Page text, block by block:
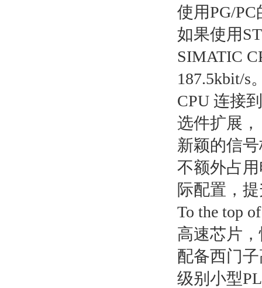
使用PG/
如果使用
SIMATIC
187.5kbit/s
CPU 连接
选件扩展
新颖的信
不额外占
际配置，
To the top
高速芯片
配备西门
级别小型